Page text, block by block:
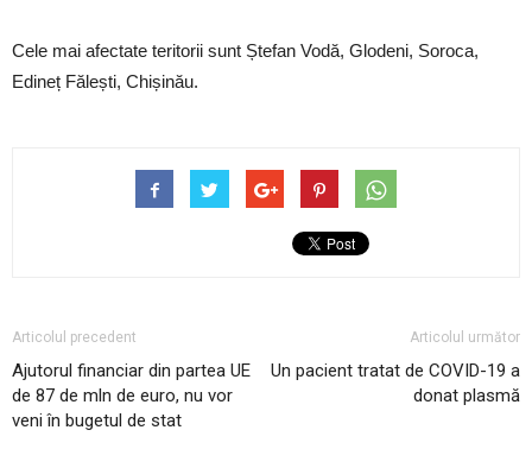
Cele mai afectate teritorii sunt Ștefan Vodă, Glodeni, Soroca,
Edineț Fălești, Chișinău.
Articolul precedent
Ajutorul financiar din partea UE
de 87 de mln de euro, nu vor
veni în bugetul de stat
Articolul următor
Un pacient tratat de COVID-19 a
donat plasmă